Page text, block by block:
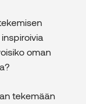
oman
tekemään